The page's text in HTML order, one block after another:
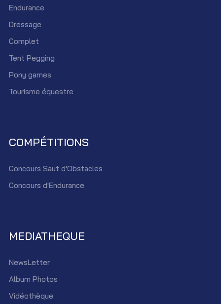
Endurance
Dressage
Complet
Tent Pegging
Pony games
Tourisme équestre
COMPÉTITIONS
Concours Saut d'Obstacles
Concours d'Endurance
MEDIATHEQUE
NewsLetter
Album Photos
Vidéothèque